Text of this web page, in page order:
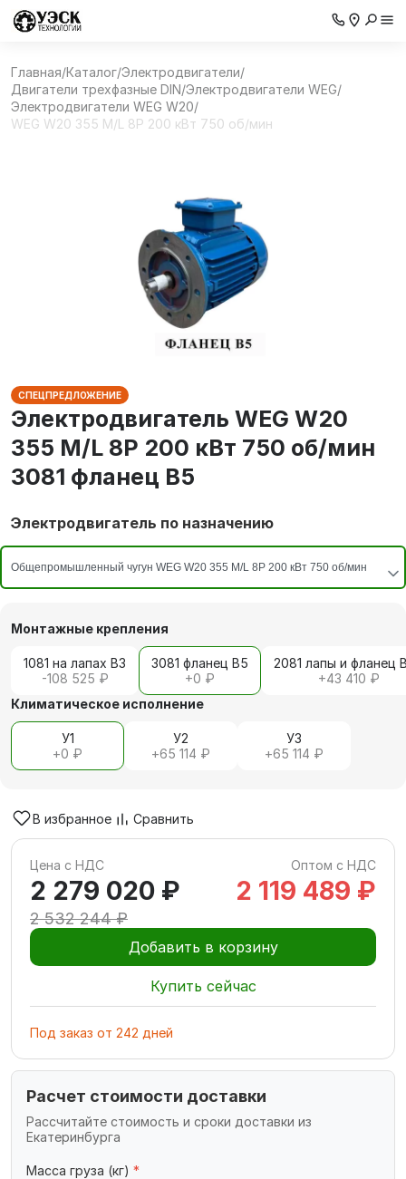
Главная/Каталог/Электродвигатели/
Двигатели трехфазные DIN/Электродвигатели WEG/
Электродвигатели WEG W20/
WEG W20 355 M/L 8P 200 кВт 750 об/мин
СПЕЦПРЕДЛОЖЕНИЕ
Электродвигатель WEG W20
355 M/L 8P 200 кВт 750 об/мин
3081 фланец В5
Электродвигатель по назначению
Монтажные крепления
1081 на лапах В3
-108 525 ₽
3081 фланец В5
+0 ₽
2081 лапы и фланец
+43 410 ₽
Климатическое исполнение
У1
+0 ₽
У2
+65 114 ₽
У3
+65 114 ₽
В избранное Сравнить
Цена с НДС Оптом с НДС
2 279 020 ₽
2 532 244 ₽
2 119 489 ₽
Добавить в корзину
Купить сейчас
Под заказ от 242 дней
Расчет стоимости доставки
Рассчитайте стоимость и сроки доставки из
Екатеринбурга
Масса груза (кг) *